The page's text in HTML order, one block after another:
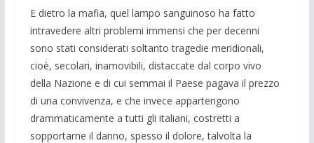
E dietro la mafia, quel lampo sangui­noso ha fatto
intravedere altri pro­blemi immensi che per decenni
sono sta­ti considerati soltanto tragedie meridio­nali,
cioè, secolari, inamovibili, distacca­te dal corpo vivo
della Nazione e di cui semmai il Paese pagava il prezzo
di una convivenza, e che invece appar­tengono
drammaticamente a tutti gli ita­liani, costretti a
sopportarne il danno, spesso il dolore, talvolta la